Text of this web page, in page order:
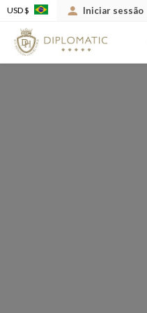
USD $ Iniciar sessão
Chegada